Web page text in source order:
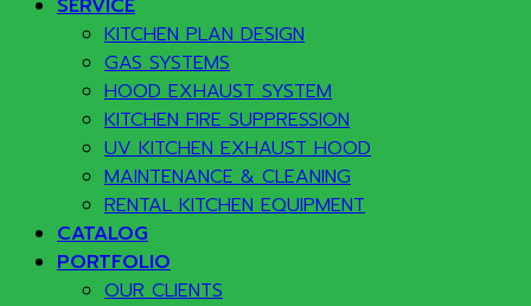
SERVICE
KITCHEN PLAN DESIGN
GAS SYSTEMS
HOOD EXHAUST SYSTEM
KITCHEN FIRE SUPPRESSION
UV KITCHEN EXHAUST HOOD
MAINTENANCE & CLEANING
RENTAL KITCHEN EQUIPMENT
CATALOG
PORTFOLIO
OUR CLIENTS